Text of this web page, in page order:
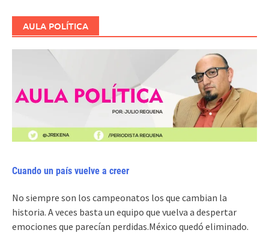
AULA POLÍTICA
Cuando un país vuelve a creer
No siempre son los campeonatos los que cambian la
historia. A veces basta un equipo que vuelva a despertar
emociones que parecían perdidas.México quedó eliminado.